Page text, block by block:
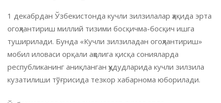
1 декабрдан Ўзбекистонда кучли зилзилалар ҳақида эрта
огоҳлантириш миллий тизими босқичма-босқич ишга
туширилади. Бунда «Кучли зилзиладан огоҳлантириш»
мобил иловаси орқали аҳолига қисқа сонияларда
республиканинг аниқланган ҳудудларида кучли зилзила
кузатилиши тўғрисида тезкор хабарнома юборилади.